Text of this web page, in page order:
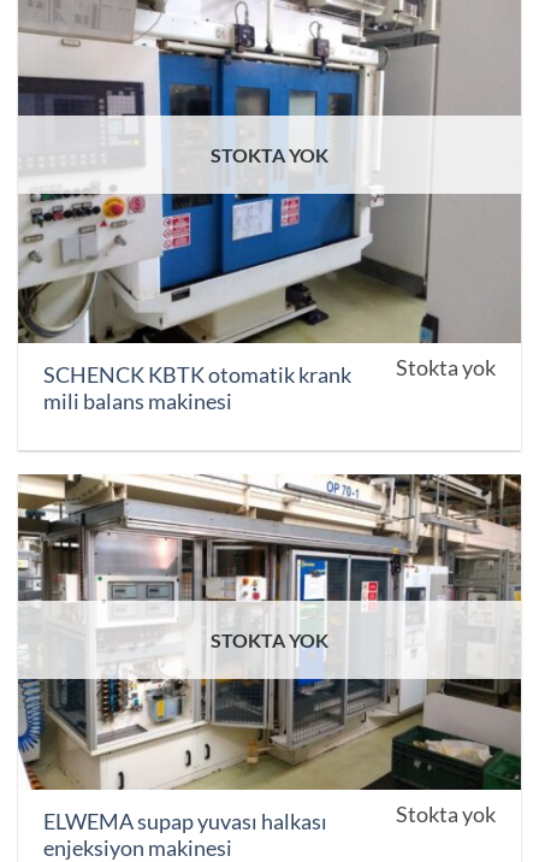
STOKTA YOK
SCHENCK KBTK otomatik krank
mili balans makinesi
Stokta yok
STOKTA YOK
ELWEMA supap yuvası halkası
enjeksiyon makinesi
Stokta yok